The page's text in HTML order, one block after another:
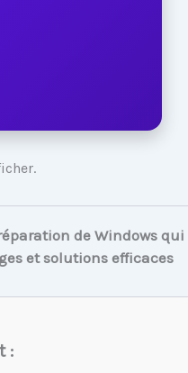
de Windows qui
et solutions efficaces
: